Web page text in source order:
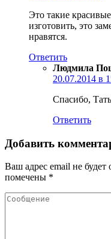
Это такие
изготовить, это
нравятся.
Ответить
Людмила
20.07.2014 в
Спасибо,
Ответить
Добавить
Ваш адрес email не будет
помечены *